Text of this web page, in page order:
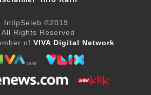
IntipSeleb ©2019
All Rights Reserved
of VIVA Digital Network